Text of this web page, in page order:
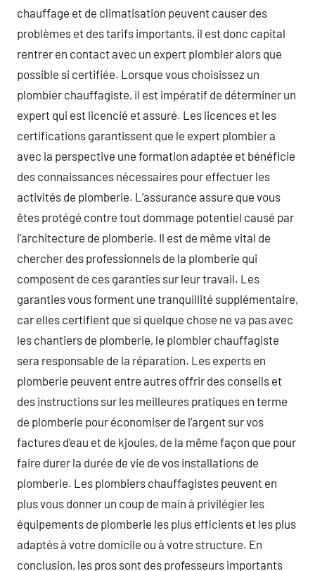
chauffage et de climatisation peuvent causer des
problèmes et des tarifs importants, il est donc capital
rentrer en contact avec un expert plombier alors que
possible si certifiée. Lorsque vous choisissez un
plombier chauffagiste, il est impératif de déterminer un
expert qui est licencié et assuré. Les licences et les
certifications garantissent que le expert plombier a
avec la perspective une formation adaptée et bénéficie
des connaissances nécessaires pour effectuer les
activités de plomberie. L’assurance assure que vous
êtes protégé contre tout dommage potentiel causé par
l’architecture de plomberie. Il est de même vital de
chercher des professionnels de la plomberie qui
composent de ces garanties sur leur travail. Les
garanties vous forment une tranquillité supplémentaire,
car elles certifient que si quelque chose ne va pas avec
les chantiers de plomberie, le plombier chauffagiste
sera responsable de la réparation. Les experts en
plomberie peuvent entre autres offrir des conseils et
des instructions sur les meilleures pratiques en terme
de plomberie pour économiser de l’argent sur vos
factures d’eau et de kjoules, de la même façon que pour
faire durer la durée de vie de vos installations de
plomberie. Les plombiers chauffagistes peuvent en
plus vous donner un coup de main à privilégier les
équipements de plomberie les plus efficients et les plus
adaptés à votre domicile ou à votre structure. En
conclusion, les pros sont des professeurs importants